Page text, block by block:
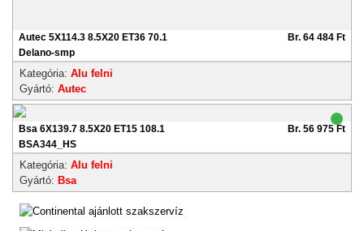
Autec 5X114.3 8.5X20 ET36 70.1
Delano-smp
Br. 64 484 Ft
Kategória: Alu felni
Gyártó: Autec
Bsa 6X139.7 8.5X20 ET15 108.1
BSA344_HS
Br. 56 975 Ft
Kategória: Alu felni
Gyártó: Bsa